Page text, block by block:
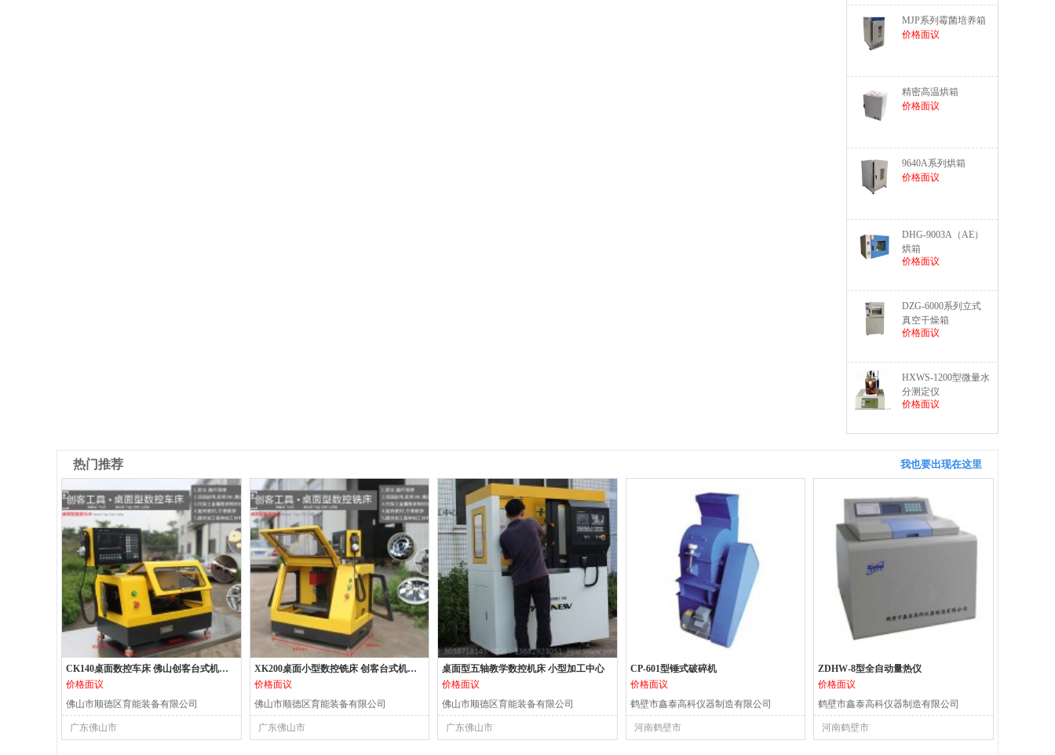
MJP系列霉菌培养箱
价格面议
精密高温烘箱
价格面议
9640A系列烘箱
价格面议
DHG-9003A（AE）
烘箱
价格面议
DZG-6000系列立式
真空干燥箱
价格面议
HXWS-1200型微量水
分测定仪
价格面议
热门推荐 我也要出现在这里
CK140桌面数控车床 佛山创客台式机床 小型数控机床
价格面议
佛山市顺德区育能装备有限公司
广东佛山市
XK200桌面小型数控铣床 创客台式机床 小型数控机床
价格面议
佛山市顺德区育能装备有限公司
广东佛山市
桌面型五轴教学数控机床 小型加工中心
价格面议
佛山市顺德区育能装备有限公司
广东佛山市
CP-601型锤式破碎机
价格面议
鹤壁市鑫泰高科仪器制造有限公司
河南鹤壁市
ZDHW-8型全自动量热仪
价格面议
鹤壁市鑫泰高科仪器制造有限公司
河南鹤壁市